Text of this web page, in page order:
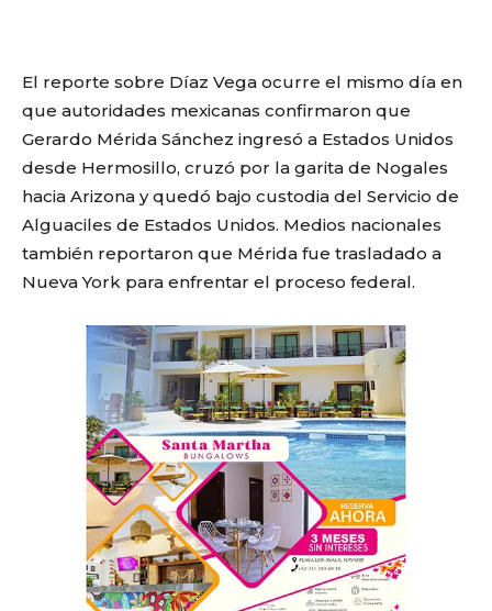
El reporte sobre Díaz Vega ocurre el mismo día en
que autoridades mexicanas confirmaron que
Gerardo Mérida Sánchez ingresó a Estados Unidos
desde Hermosillo, cruzó por la garita de Nogales
hacia Arizona y quedó bajo custodia del Servicio de
Alguaciles de Estados Unidos. Medios nacionales
también reportaron que Mérida fue trasladado a
Nueva York para enfrentar el proceso federal.